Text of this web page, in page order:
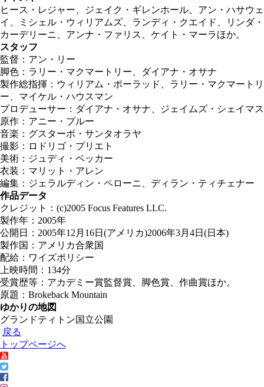
ヒース・レジャー、ジェイク・ギレンホール、アン・ハサウェ
イ、ミシェル・ウィリアムズ、ランディ・クエイド、リンダ・
カーデリーニ、アンナ・ファリス、ケイト・マーラほか。
スタッフ
監督：アン・リー
脚色：ラリー・マクマートリー、ダイアナ・オサナ
製作総指揮：ウィリアム・ポーラッド、ラリー・マクマートリ
ー、マイケル・ハウスマン
プロデューサー：ダイアナ・オサナ、ジェイムズ・シェイマス
原作：アニー・プルー
音楽：グスターボ・サンタオラヤ
撮影：ロドリゴ・プリエト
美術：ジュディ・ベッカー
衣装：マリット・アレン
編集：ジェラルディン・ペローニ、ディラン・ティチェナー
作品データ
クレジット：(c)2005 Focus Features LLC.
製作年：2005年
公開日：2005年12月16日(アメリカ)2006年3月4日(日本)
製作国：アメリカ合衆国
配給：ワイズポリシー
上映時間：134分
受賞歴等：アカデミー賞監督賞、脚色賞、作曲賞ほか。
原題：Brokeback Mountain
ゆかりの地図
グランドティトン国立公園
戻る
トップページへ